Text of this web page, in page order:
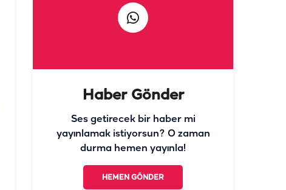
Haber Gönder
Ses getirecek bir haber mi
yayınlamak istiyorsun? O zaman
durma hemen yayınla!
HEMEN GÖNDER